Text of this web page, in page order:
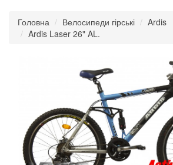
Головна Велосипеди гірські
Ardis
Ardis Laser 26" AL.